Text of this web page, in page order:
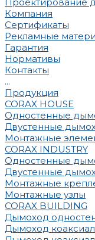
Компания
Сертификаты
Рекламные
Гарантия
Нормативы
Контакты
...
Продукция
CORAX HOUSE
Одностенные
Двустенные
Монтажные
CORAX INDUSTRY
Одностенные
Двустенные
Монтажные
Монтажные узлы
CORAX BUILDING
Дымоход
Дымоход